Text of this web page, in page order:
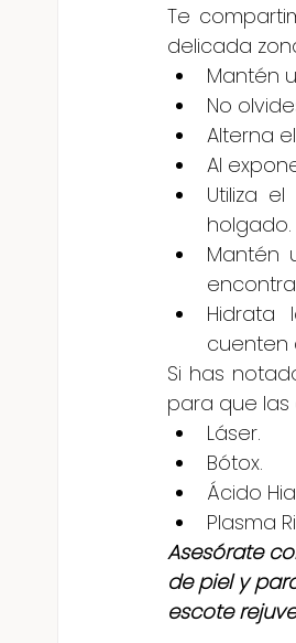
Te
delicada
Mantén
No
Alterna
Al
Utiliza
holgado.
Mantén
Hidrata
cuenten
Si has
para que
Láser.
Bótox.
Ácido
Plasma
Asesórate
de piel y
escote